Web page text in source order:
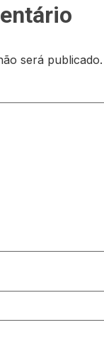
será publicado.